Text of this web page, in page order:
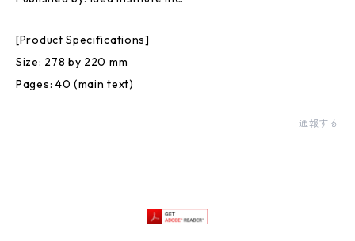
[Product Specifications]
Size: 278 by 220 mm
Pages: 40 (main text)
通報する